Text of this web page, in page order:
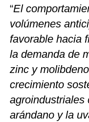
“El
volúmenes
favorable hacia
la demanda de
zinc y
crecimiento
agroindustriales
arándano y la